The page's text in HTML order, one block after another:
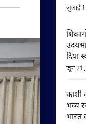
जुलाई
दिया
जून
काशी
भव्य
भारत